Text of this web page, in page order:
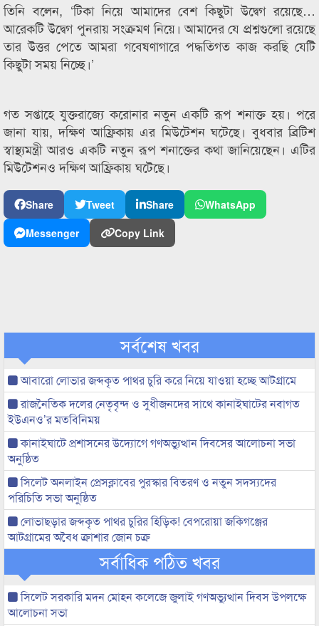
তিনি বলেন, ‘টিকা নিয়ে আমাদের বেশ কিছুটা উদ্বেগ রয়েছে…
আরেকটি উদ্বেগ পুনরায় সংক্রমণ নিয়ে। আমাদের যে প্রশ্নগুলো রয়েছে
তার উত্তর পেতে আমরা গবেষণাগারে পদ্ধতিগত কাজ করছি যেটি
কিছুটা সময় নিচ্ছে।’
গত সপ্তাহে যুক্তরাজ্যে করোনার নতুন একটি রূপ শনাক্ত হয়। পরে
জানা যায়, দক্ষিণ আফ্রিকায় এর মিউটেশন ঘটেছে। বুধবার ব্রিটিশ
স্বাস্থ্যমন্ত্রী আরও একটি নতুন রূপ শনাক্তের কথা জানিয়েছেন। এটির
মিউটেশনও দক্ষিণ আফ্রিকায় ঘটেছে।
Share Tweet Share
WhatsApp
Messenger
Copy Link
সর্বশেষ খবর
আবারো লোভার জব্দকৃত পাথর চুরি করে নিয়ে যাওয়া হচ্ছে আটগ্রামে
রাজনৈতিক দলের নেতৃবৃন্দ ও সুধীজনদের সাথে কানাইঘাটের নবাগত
ইউএনও’র মতবিনিময়
কানাইঘাটে প্রশাসনের উদ্যোগে গণঅভ্যুত্থান দিবসের আলোচনা সভা
অনুষ্ঠিত
সিলেট অনলাইন প্রেসক্লাবের পুরস্কার বিতরণ ও নতুন সদস্যদের
পরিচিতি সভা অনুষ্ঠিত
লোভাছড়ার জব্দকৃত পাথর চুরির হিড়িক! বেপরোয়া জকিগঞ্জের
আটগ্রামের অবৈধ ক্রাশার জোন চক্র
সর্বাধিক পঠিত খবর
সিলেট সরকারি মদন মোহন কলেজে জুলাই গণঅভ্যুত্থান দিবস উপলক্ষে
আলোচনা সভা